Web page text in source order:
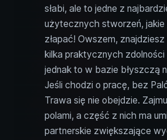
słabi, ale to jedne z
użytecznych stworzeń, jakie
złapać! Owszem,
kilka praktycznych
jednak to w bazie błyszczą
Jeśli chodzi o pracę, bez
Trawa się nie obejdzie.
polami, a część z nich ma
partnerskie zwiększające